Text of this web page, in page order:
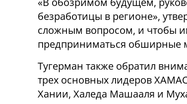
безработицы в регионе»,
сложным вопросом, и чтобы
предприниматься обширные
Тугерман также обратил
трех основных лидеров
Хании, Халеда Машааля и